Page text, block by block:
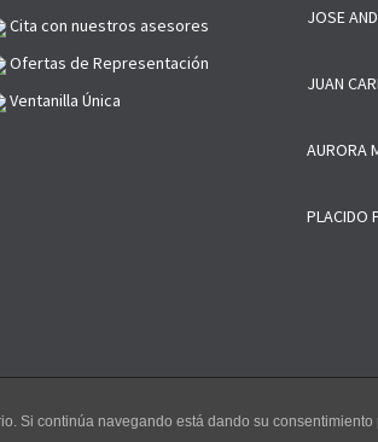
Cita con nuestros asesores
Ofertas de Representación
Ventanilla Única
JOSE
JUAN
AURORA
PLACIDO
Comerciales de Sevilla y Provincia, Todos los
Si continúa navegando está dando su